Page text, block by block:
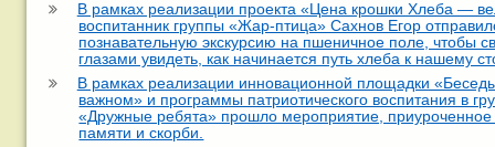
В рамках реализации проекта «Цена крошки Хлеба —
воспитанник группы «Жар-птица» Сахнов Егор
познавательную экскурсию на пшеничное поле, чтобы
глазами увидеть, как начинается путь хлеба к нашему
В рамках реализации инновационной площадки
важном» и программы патриотического воспитания в
«Дружные ребята» прошло мероприятие,
памяти и скорби.